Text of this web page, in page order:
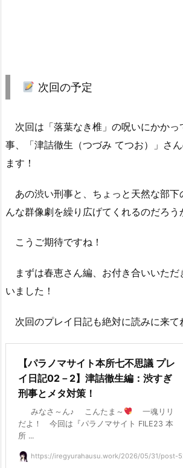
次回の予定
次回は「落葉なき椎」の呪いにかかっ
事、「津詰徹生（つづみ てつお）」さ
ます！
あの渋い刑事と、ちょっと天然な部下
んな群像劇を繰り広げてくれるのだろう
こうご期待ですね！
まずは春恵さん編、お付き合いいただ
いました！
次回のプレイ日記も絶対に読みに来て
【パラノマサイト本所七不思議 プレ
イ日記02－2】津詰徹生編：渋すぎ
刑事とメタ対策！
みなさ～ん♪ こんたま～
一魂リリ
だよ！ 今回は『パラノマサイト FILE23 本
所 ...
https://iregyurahausu.work/2026/05/31/post-